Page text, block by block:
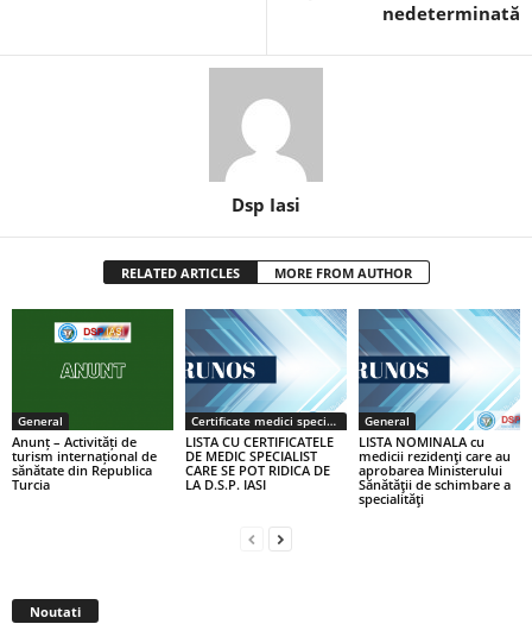
nedeterminată
Dsp Iasi
RELATED ARTICLES MORE FROM AUTHOR
General
Anunț – Activități de
turism internațional de
sănătate din Republica
Turcia
Certificate medici specialiști / primari
LISTA CU CERTIFICATELE
DE MEDIC SPECIALIST
CARE SE POT RIDICA DE
LA D.S.P. IASI
General
LISTA NOMINALA cu
medicii rezidenţi care au
aprobarea Ministerului
Sănătăţii de schimbare a
specialităţi
Noutati